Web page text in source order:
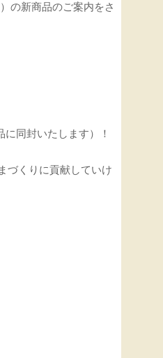
の新商品のご案内をさ
同封いたします）！
づくりに貢献していけ